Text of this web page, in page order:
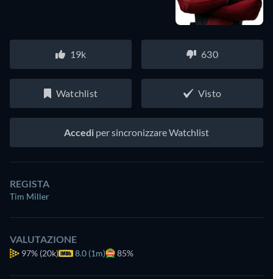
19k 630
Watchlist Visto
Accedi per sincronizzare Watchlist
REGISTA
Tim Miller
VALUTAZIONE
97% (20k) 8.0 (1m) 85%